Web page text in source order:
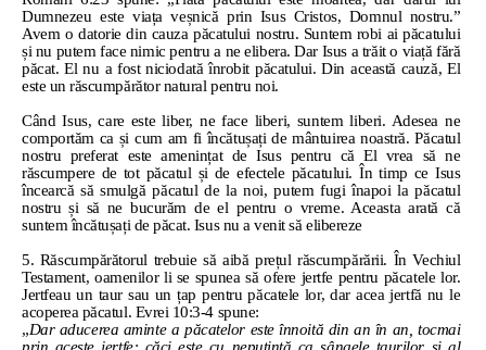
Dumnezeu este viața veșnică prin Isus Cristos, Domnul nostru.”
Avem o datorie din cauza păcatului nostru. Suntem robi ai păcatului
și nu putem face nimic pentru a ne elibera. Dar Isus a trăit o viață fără
păcat. El nu a fost niciodată înrobit păcatului. Din această cauză, El
este un răscumpărător natural pentru noi.
Când Isus, care este liber, ne face liberi, suntem liberi. Adesea ne
comportăm ca și cum am fi încătușați de mântuirea noastră. Păcatul
nostru preferat este amenințat de Isus pentru că El vrea să ne
răscumpere de tot păcatul și de efectele păcatului. În timp ce Isus
încearcă să smulgă păcatul de la noi, putem fugi înapoi la păcatul
nostru și să ne bucurăm de el pentru o vreme. Aceasta arată că
suntem încătușați de păcat. Isus nu a venit să elibereze
5. Răscumpărătorul trebuie să aibă prețul răscumpărării. În Vechiul
Testament, oamenilor li se spunea să ofere jertfe pentru păcatele lor.
Jertfeau un taur sau un țap pentru păcatele lor, dar acea jertfă nu le
acoperea păcatul. Evrei 10:3-4 spune:
„Dar aducerea aminte a păcatelor este înnoită din an în an, tocmai